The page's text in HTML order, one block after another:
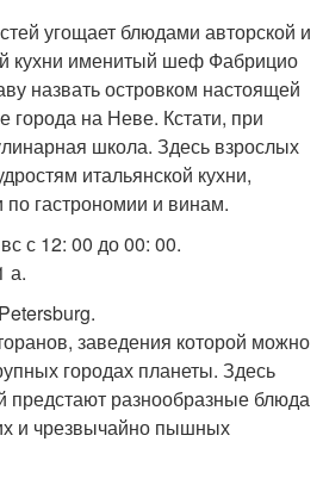
угощает блюдами авторской и
кухни именитый шеф Фабрицио
назвать островком настоящей
города на Неве. Кстати, при
школа. Здесь взрослых
итальянской кухни,
по гастрономии и винам.
с 12: 00 до 00: 00.
а.
заведения которой можно
городах планеты. Здесь
предстают разнообразные блюда
и чрезвычайно пышных